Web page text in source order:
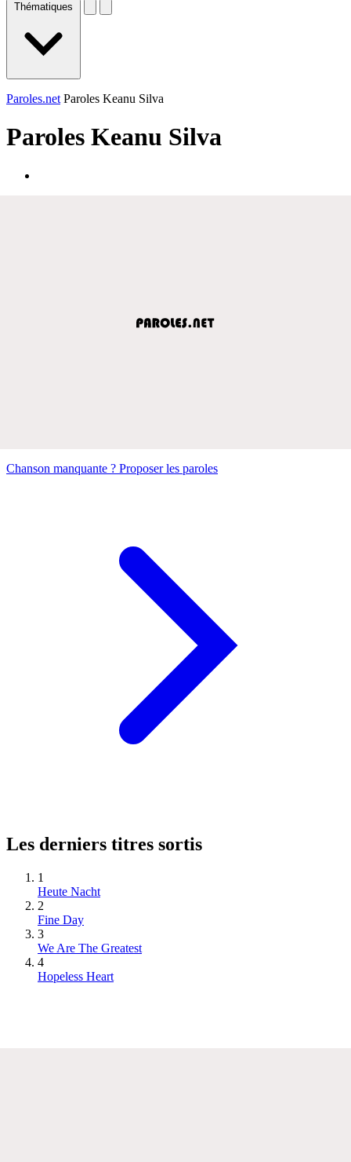
Thématiques
Paroles.net Paroles Keanu Silva
Paroles Keanu Silva
Chanson manquante ? Proposer les paroles
Les derniers titres sortis
1
Heute Nacht
2
Fine Day
3
We Are The Greatest
4
Hopeless Heart